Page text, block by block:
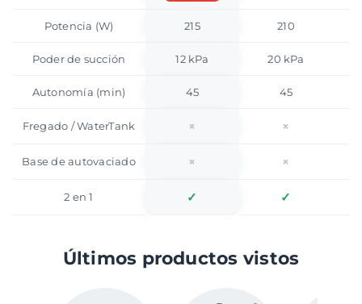
Potencia (W) 215 210
Poder de succión 12 kPa 20 kPa
Autonomía (min) 45 45
Fregado / WaterTank × ×
Base de autovaciado × ×
2 en 1 ✓ ✓
Últimos productos vistos